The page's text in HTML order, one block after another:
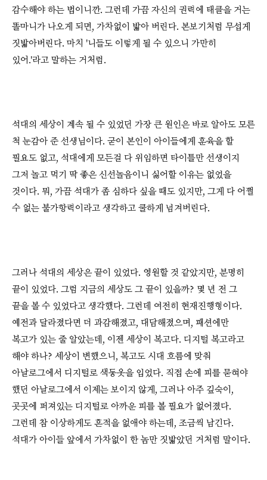
감수해야 하는 법이니깐. 그런데 가끔 자신의 권력에 태클을 거는
똘마니가 나오게 되면, 가차없이 밟아 버린다. 본보기처럼 무섭게
짓밟아버린다. 마치 '니들도 이렇게 될 수 있으니 가만히
있어.'라고 말하는 거처럼.
석대의 세상이 계속 될 수 있었던 가장 큰 원인은 바로 알아도 모른
척 눈감아 준 선생님이다. 굳이 본인이 아이들에게 훈육을 할
필요도 없고, 석대에게 모든걸 다 위임하면 타이틀만 선생이지
그저 놀고 먹기 딱 좋은 신선놀음이니 싫어할 이유는 없었을
것이다. 뭐, 가끔 석대가 좀 심하다 싶을 때도 있지만, 그게 다 어쩔
수 없는 불가항력이라고 생각하고 쿨하게 넘겨버린다.
그러나 석대의 세상은 끝이 있었다. 영원할 것 같았지만, 분명히
끝이 있었다. 그럼 지금의 세상도 그 끝이 있을까? 몇 년 전 그
끝을 볼 수 있었다고 생각했다. 그런데 여전히 현재진행형이다.
예전과 달라졌다면 더 과감해졌고, 대담해졌으며, 패션에만
복고가 있는 줄 알았는데, 이젠 세상이 복고다. 디지털 복고라고
해야 하나? 세상이 변했으니, 복고도 시대 흐름에 맞춰
아날로그에서 디지털로 색동옷을 입었다. 직접 손에 피를 묻혀야
했던 아날로그에서 이제는 보이지 않게, 그러나 아주 깊숙이,
곳곳에 퍼져있는 디지털로 아까운 피를 볼 필요가 없어졌다.
그런데 참 이상하게도 흔적을 없애야 하는데, 조금씩 남긴다.
석대가 아이들 앞에서 가차없이 한 놈만 짓밟았던 거처럼 말이다.